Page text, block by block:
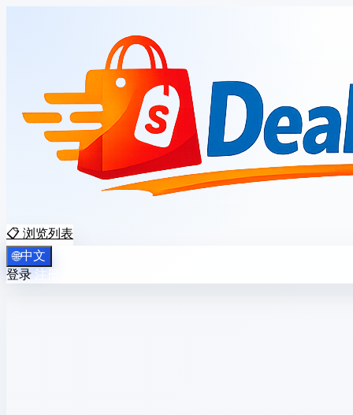
📋 浏览列表
🌐中文
登录 注册